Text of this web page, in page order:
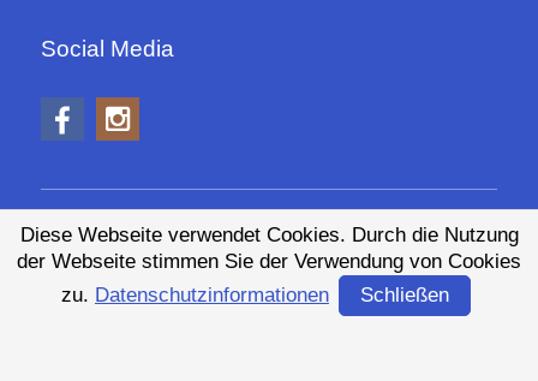
Social Media
Anfahrt Impressum
Datenschutz
Newsletter
Diese Webseite verwendet Cookies. Durch die Nutzung
der Webseite stimmen Sie der Verwendung von Cookies
zu. Datenschutzinformationen Schließen